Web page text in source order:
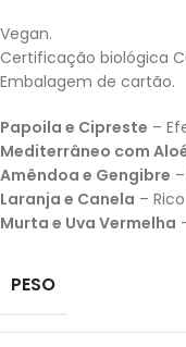
Vegan.
Certificação biológica
Embalagem de cartão.
Papoila e Cipreste –
Mediterrâneo com
Amêndoa e Gengibre
Laranja e Canela –
Murta e Uva Vermelha
PESO